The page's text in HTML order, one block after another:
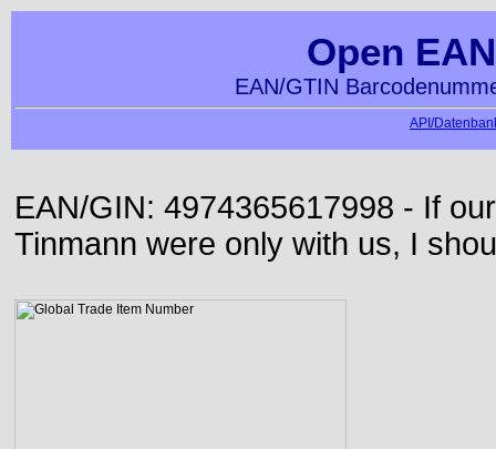
Open
EAN/GTIN
API/
EAN/GIN: 4974365617998 - If
Tinmann were only with us, I